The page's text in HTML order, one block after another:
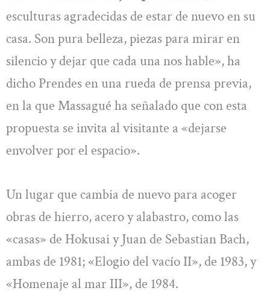
esculturas agradecidas de estar de nuevo en su
casa. Son pura belleza, piezas para mirar en
silencio y dejar que cada una nos hable», ha
dicho Prendes en una rueda de prensa previa,
en la que Massagué ha señalado que con esta
propuesta se invita al visitante a «dejarse
envolver por el espacio».
Un lugar que cambia de nuevo para acoger
obras de hierro, acero y alabastro, como las
«casas» de Hokusai y Juan de Sebastian Bach,
ambas de 1981; «Elogio del vacío II», de 1983, y
«Homenaje al mar III», de 1984.